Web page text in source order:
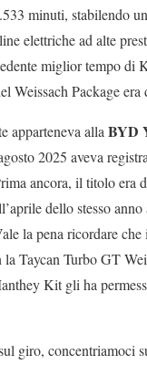
minuti, stabilendo
elettriche ad alte
miglior tempo di
Weissach Package
apparteneva allaBYD
2025 aveva
ancora, il titolo era
dello stesso anno
la pena ricordare
Taycan Turbo GT
Kit gli ha
giro, concentriamoci